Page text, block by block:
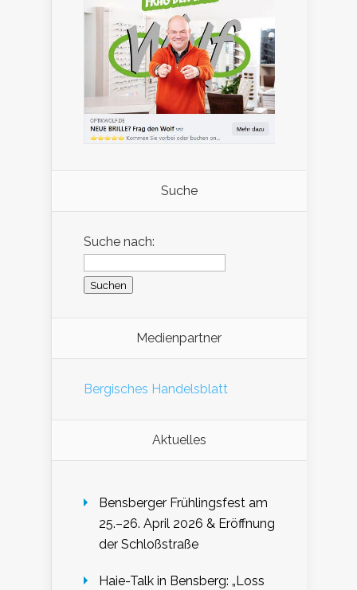
Suche
Suche nach:
Medienpartner
Bergisches Handelsblatt
Aktuelles
Bensberger Frühlingsfest am
25.–26. April 2026 & Eröffnung
der Schloßstraße
Haie-Talk in Bensberg: „Loss